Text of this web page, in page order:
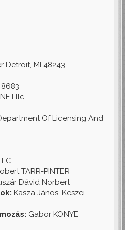
Detroit, MI 48243
Of Licensing And
TARR-PINTER
Dávid Norbert
Kasza János, Keszei
Gabor KONYE